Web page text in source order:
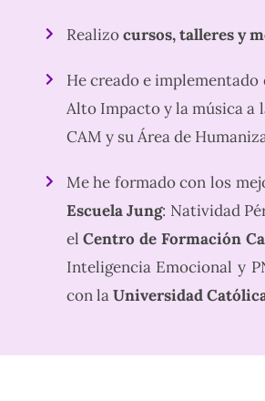
Realizocursos, talleres y
He creado e
Alto Impacto y la música a
CAM y su Área de
Me he formado con los
Escuela Jung: Natividad
elCentro de Formación
Inteligencia Emocional y
con laUniversidad